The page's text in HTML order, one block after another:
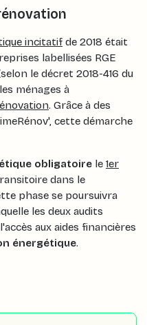
incitatif de 2018 était
labellisées RGE
le décret 2018-416 du
ménages à
. Grâce à des
cette démarche
obligatoire le 1er
dans le
phase se poursuivra
les deux audits
aux aides financières
énergétique.